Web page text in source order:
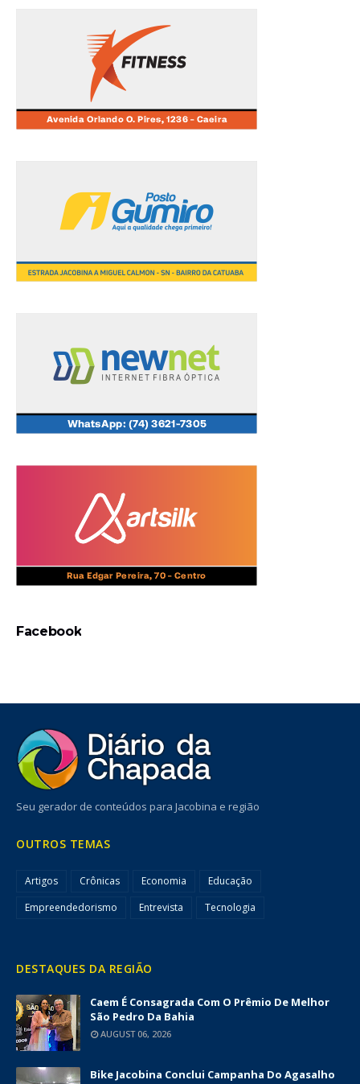
Facebook
Seu gerador de conteúdos para Jacobina e região
OUTROS TEMAS
Artigos Crônicas Economia
Educação
Empreendedorismo
Entrevista Tecnologia
DESTAQUES DA REGIÃO
Caem É Consagrada Com O Prêmio De Melhor
São Pedro Da Bahia
AUGUST 06, 2026
Bike Jacobina Conclui Campanha Do Agasalho